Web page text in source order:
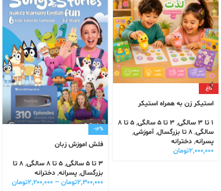
داغ
استیکر زن به همراه استیکر
1 تا 3 سالگی , 3 تا 5 سالگی ,
5 تا 8
سالگی, 8 تا بزرگسال , آموزشی,
پسرانه, دخترانه
۲,۰۰۰,۰۰۰تومان
-12%
فلش اموزش زبان
3 تا 5 سالگی , 5 تا 8 سالگی ,
8 تا
بزرگسال, پسرانه, دخترانه
۲,۳۰۰,۰۰۰تومان – ۲,۲۰۰,۰۰۰تومان